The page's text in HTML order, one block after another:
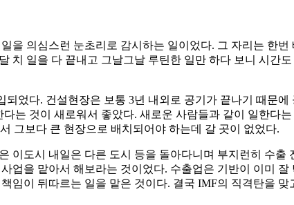
을 의심스런 눈초리로 감시하는 일이었다. 그 자리는 한번
일을 다 끝내고 그날그날 루틴한 일만 하다 보니 시간
었다. 건설현장은 보통 3년 내외로 공기가 끝나기 때문에
는 것이 새로워서 좋았다. 새로운 사람들과 같이 일한다
그보다 큰 현장으로 배치되어야 하는데 갈 곳이 없었다.
도시 내일은 다른 도시 등을 돌아다니며 부지런히 수출
업을 맡아서 해보라는 것이었다. 수출업은 기반이 이미
이 뒤따르는 일을 맡은 것이다. 결국 IMF의 직격탄을 맞